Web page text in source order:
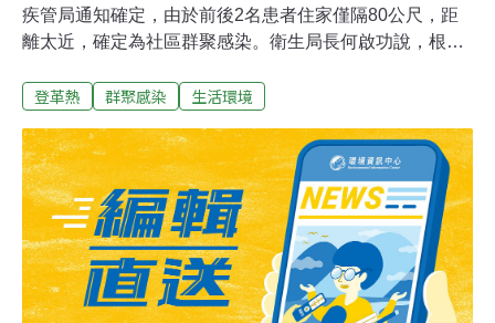
疾管局通知確定，由於前後2名患者住家僅隔80公尺，距
離太近，確定為社區群聚感染。衛生局長何啟功說，根據
者住家相隔在150公尺 以內，即可確定為社區群聚感染，
等級。衛生局疾病管制處長韓永光表示，從今年3、4月入
夏至7月初之前，高雄市登革熱病例數都維持零的紀錄 ，
但自7月5日起迄今，本土及境外移入病例快速增加累計8
例，其中本土3例。高雄市本土病例疫情發展狀況，讓全
市疫情監控拉警報。衛生局對全市600多個里進行病媒蚊
指數調查，發現3成多的里，其布氏指數在3級及3級以
上，高雄市副市長李永得指示，4級以上的里，必須在7天
登革熱 群聚感染 生活環境